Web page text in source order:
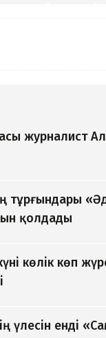
журналист
қолдады
көлік көп
үлесін енді